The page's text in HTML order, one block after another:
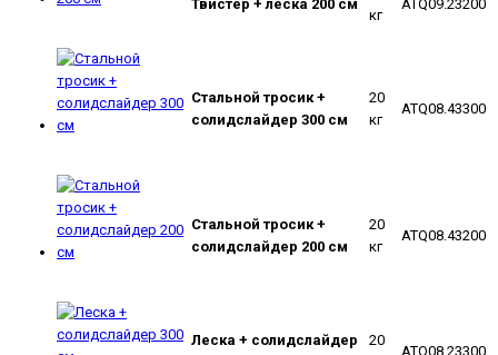
Твистер + леска 200 см
кг
ATQ09.23200
Стальной тросик +
солидслайдер 300 см
20
кг
ATQ08.43300
Cтальной тросик +
солидслайдер 200 см
20
кг
ATQ08.43200
Леска + солидслайдер
20
ATQ08.23300